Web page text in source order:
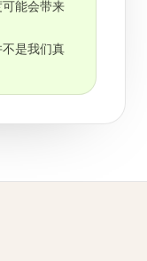
能会带来
是我们真